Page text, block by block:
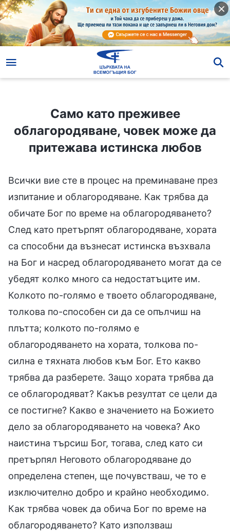
Само като преживее
облагородяване, човек може да
притежава истинска любов
Всички вие сте в процес на преминаване през
изпитание и облагородяване. Как трябва да
обичате Бог по време на облагородяването?
След като претърпят облагородяване, хората
са способни да възнесат истинска възхвала
на Бог и насред облагородяването могат да се
убедят колко много са недостатъците им.
Колкото по-голямо е твоето облагородяване,
толкова по-способен си да се опълчиш на
плътта; колкото по-голямо е
облагородяването на хората, толкова по-
силна е тяхната любов към Бог. Ето какво
трябва да разберете. Защо хората трябва да
се облагородяват? Какъв резултат се цели да
се постигне? Какво е значението на Божието
дело за облагородяването на човека? Ако
наистина търсиш Бог, тогава, след като си
претърпял Неговото облагородяване до
определена степен, ще почувстваш, че то е
изключително добро и крайно необходимо.
Как трябва човек да обича Бог по време на
облагородяването? Като използваш